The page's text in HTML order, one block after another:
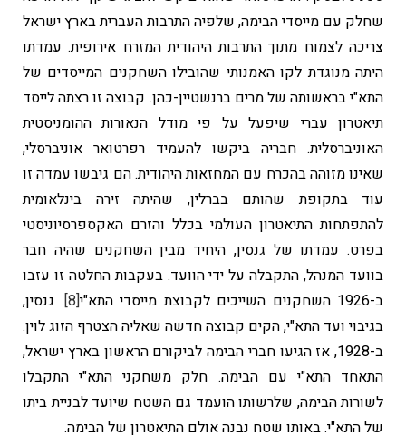
שחלק עם מייסדי הבימה, שלפיה התרבות העברית בארץ ישראל
צריכה לצמוח מתוך התרבות היהודית המזרח אירופית. עמדתו
היתה מנוגדת לקו האמנותי שהובילו השחקנים המייסדים של
התא"י בראשותה של מרים ברנשטיין-כהן. קבוצה זו רצתה לייסד
תיאטרון עברי שיפעל על פי מודל הנאורות ההומניסטית
האוניברסלית. חבריה ביקשו להעמיד רפרטואר אוניברסלי,
שאינו מזוהה בהכרח עם המחזאות היהודית. הם גיבשו עמדה זו
עוד בתקופת שהותם בברלין, שהיתה זירה בינלאומית
להתפתחות התיאטרון העולמי בכלל והזרם האקספרסיוניסטי
בפרט. עמדתו של גנסין, היחיד מבין השחקנים שהיה חבר
בוועד המנהל, התקבלה על ידי הוועד. בעקבות החלטה זו עזבו
ב-1926 השחקנים השייכים לקבוצת מייסדי התא"י
[8] . גנסין,
בגיבוי ועד התא"י, הקים קבוצה חדשה שאליה הצטרף הזוג לוין.
ב-1928, אז הגיעו חברי הבימה לביקורם הראשון בארץ ישראל,
התאחד התא"י עם הבימה. חלק משחקני התא"י התקבלו
לשורות הבימה, שלרשותו הועמד גם השטח שיועד לבניית ביתו
של התא"י. באותו שטח נבנה אולם התיאטרון של הבימה.